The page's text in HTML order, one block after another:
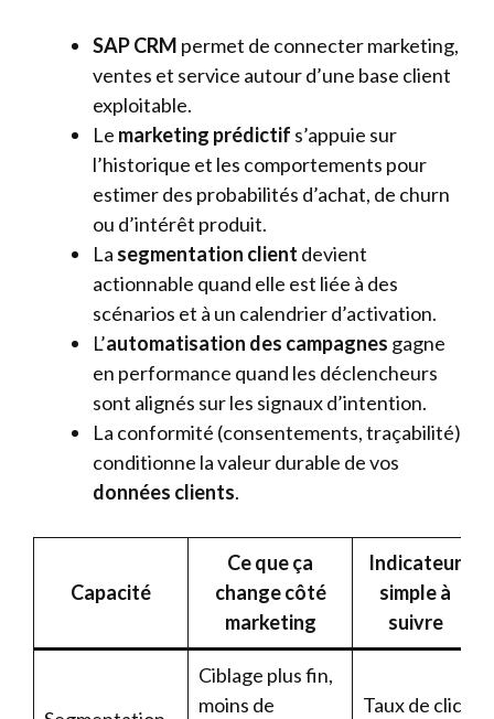
SAP CRM permet de connecter marketing,
ventes et service autour d’une base client
exploitable.
Le marketing prédictif s’appuie sur
l’historique et les comportements pour
estimer des probabilités d’achat, de churn
ou d’intérêt produit.
La segmentation client devient
actionnable quand elle est liée à des
scénarios et à un calendrier d’activation.
L’automatisation des campagnes gagne
en performance quand les déclencheurs
sont alignés sur les signaux d’intention.
La conformité (consentements, traçabilité)
conditionne la valeur durable de vos
données clients.
Capacité
Ce que ça
change côté
marketing
Indicateur
simple à
suivre
Ciblage plus fin,
moins de
Taux de clic